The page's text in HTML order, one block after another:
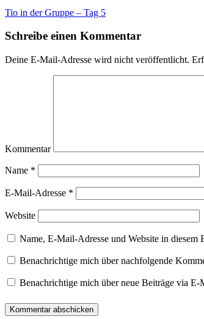
Tio in der Gruppe – Tag 5
Schreibe einen Kommentar
Deine E-Mail-Adresse wird nicht veröffentlicht.
Kommentar
Name *
E-Mail-Adresse *
Website
Name, E-Mail-Adresse und Website in diesem
Benachrichtige mich über nachfolgende
Benachrichtige mich über neue Beiträge via E-